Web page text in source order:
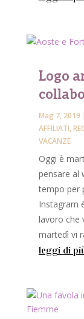
Logo
Mag 7, 2019 |
AFFILIATI,
VACANZE
Oggi è
pensare al
tempo per
Instagram
lavoro che
martedì vi
leggi di